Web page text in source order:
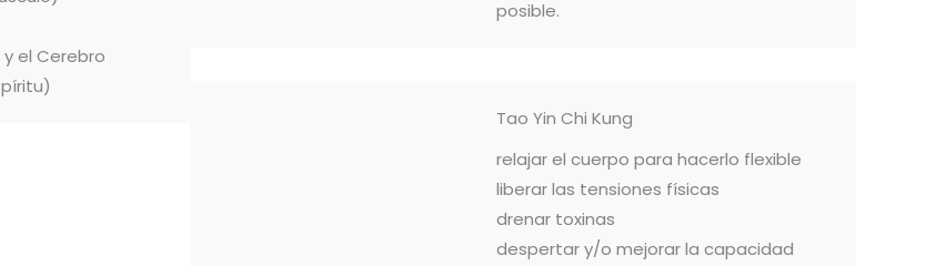
el Cerebro
posible.
Tao Yin Chi Kung
relajar el cuerpo para hacerlo flexible
liberar las tensiones físicas
drenar toxinas
despertar y/o mejorar la capacidad